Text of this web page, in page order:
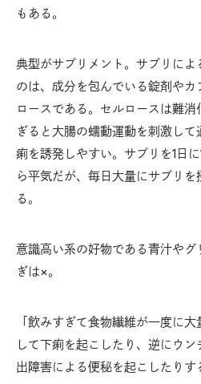
もある。
典型がサプリメント。サプリによ
のは、成分を包んでいる錠剤や
ロースである。セルロースは難
ぎると大腸の蠕動運動を刺激し
痢を誘発しやすい。サプリを1日
ら平気だが、毎日大量にサプリ
る。
意識高い系の好物である青汁や
ぎは×。
「飲みすぎて食物繊維が一度に
して下痢を起こしたり、逆にウ
出障害による便秘を起こしたりす